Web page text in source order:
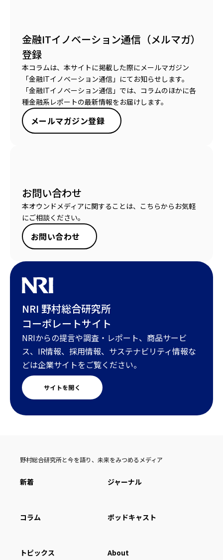
金融ITイノベーション通信（メルマガ）
登録
本コラムは、本サイトに掲載した際にメールマガジン
「金融ITイノベーション通信」にてお知らせします。
「金融ITイノベーション通信」では、コラムのほかに各
種金融系レポートの最新情報をお届けします。
メールマガジン登録
お問い合わせ
本オウンドメディアに関することは、こちらからお気軽
にご相談ください。
お問い合わせ
NRI 野村総合研究所
コーポレートサイト
NRIからの提言や調査・レポート、商品サービ
ス、IR情報、採用情報、サステナビリティ情報な
どは企業サイトをご覧ください。
サイトを開く
野村総合研究所と今を語り、未来をみつめるメディア
新着 ジャーナル
コラム ポッドキャスト
トピックス About